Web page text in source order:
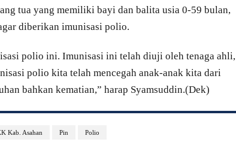
tua yang memiliki bayi dan balita usia 0-59 bulan,
diberikan imunisasi polio.
polio ini. Imunisasi ini telah diuji oleh tenaga ahli,
polio kita telah mencegah anak-anak kita dari
bahkan kematian,” harap Syamsuddin.(Dek)
Kab. Asahan Pin Polio